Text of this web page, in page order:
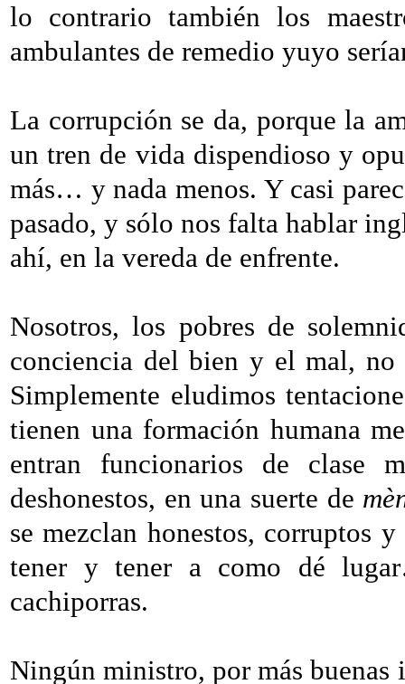
lo contrario también los
ambulantes de remedio yuyo
La corrupción se da, porque la
un tren de vida dispendioso y
más… y nada menos. Y casi
pasado, y sólo nos falta hablar
ahí, en la vereda de enfrente.
Nosotros, los pobres de
conciencia del bien y el mal, no
Simplemente eludimos
tienen una formación humana
entran funcionarios de clase
deshonestos, en una suerte de
se mezclan honestos, corruptos
tener y tener a como dé
cachiporras.
Ningún ministro, por más buenas